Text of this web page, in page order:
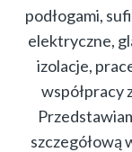
podłogami,
elektryczne,
izolacje,
współpracy
szczegółową